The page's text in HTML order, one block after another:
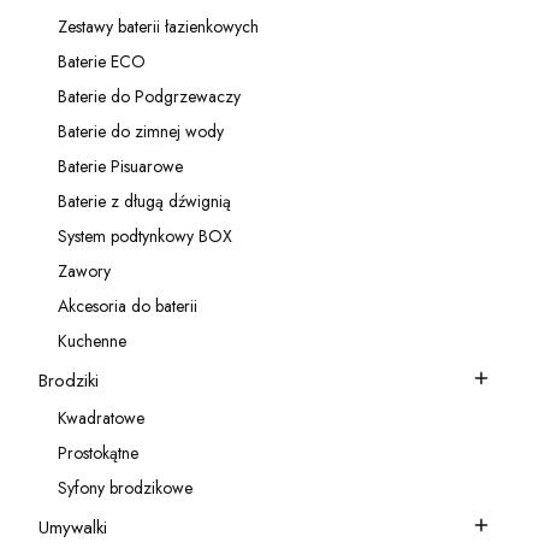
Kategoria - Zestawy baterii łazienkowych
Zestawy baterii łazienkowych
Kategoria - Baterie ECO
Baterie ECO
Kategoria - Baterie do Podgrzewaczy
Baterie do Podgrzewaczy
Kategoria - Baterie do zimnej wody
Baterie do zimnej wody
Kategoria - Baterie Pisuarowe
Baterie Pisuarowe
Kategoria - Baterie z długą dźwignią
Baterie z długą dźwignią
Kategoria - System podtynkowy BOX
System podtynkowy BOX
Kategoria - Zawory
Zawory
Kategoria - Akcesoria do baterii
Akcesoria do baterii
Kategoria - Kuchenne
Kuchenne
Kategoria - Brodziki
Brodziki
Kategoria - Kwadratowe
Kwadratowe
Kategoria - Prostokątne
Prostokątne
Kategoria - Syfony brodzikowe
Syfony brodzikowe
Kategoria - Umywalki
Umywalki